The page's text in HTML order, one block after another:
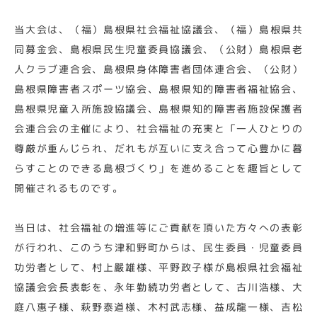
当大会は、（福）島根県社会福祉協議会、（福）島根県共
同募金会、島根県民生児童委員協議会、（公財）島根県老
人クラブ連合会、島根県身体障害者団体連合会、（公財）
島根県障害者スポーツ協会、島根県知的障害者福祉協会、
島根県児童入所施設協議会、島根県知的障害者施設保護者
会連合会の主催により、社会福祉の充実と「一人ひとりの
尊厳が重んじられ、だれもが互いに支え合って心豊かに暮
らすことのできる島根づくり」を進めることを趣旨として
開催されるものです。
当日は、社会福祉の増進等にご貢献を頂いた方々への表彰
が行われ、このうち津和野町からは、民生委員・児童委員
功労者として、村上嚴雄様、平野政子様が島根県社会福祉
協議会会長表彰を、永年勤続功労者として、古川浩様、大
庭八惠子様、萩野泰道様、木村武志様、益成龍一様、吉松